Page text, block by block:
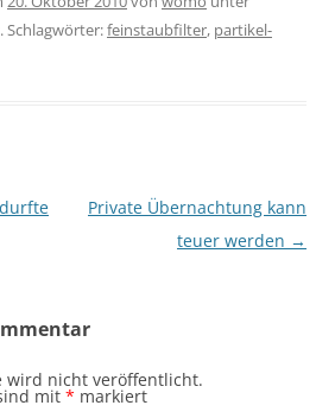
feinstaubfilter, partikel-
Private Übernachtung kann
teuer werden →
wird nicht veröffentlicht.
mit * markiert